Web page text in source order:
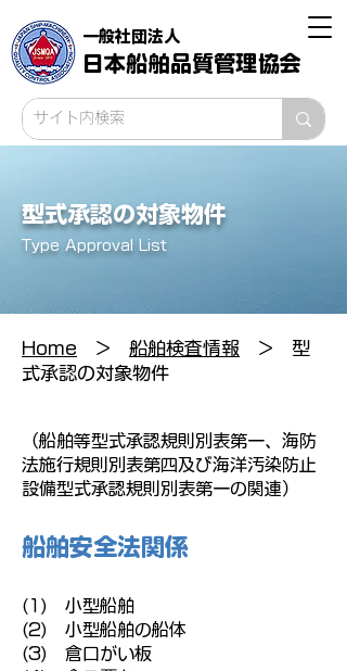
一般社団法人
日本船舶品質管理協会
​型式承認の対象物件
Type Approval List
Home > 船舶検査情報 > 型
式承認の対象物件
（船舶等型式承認規則別表第一、海防
法施行規則別表第四及び海洋汚染防止
設備型式承認規則別表第一の関連）
船舶安全法関係
(1) 小型船舶
(2) 小型船舶の船体
(3) 倉口がい板